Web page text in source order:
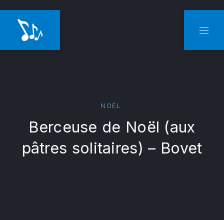
NOËL
Berceuse de Noël (aux
pâtres solitaires) – Bovet